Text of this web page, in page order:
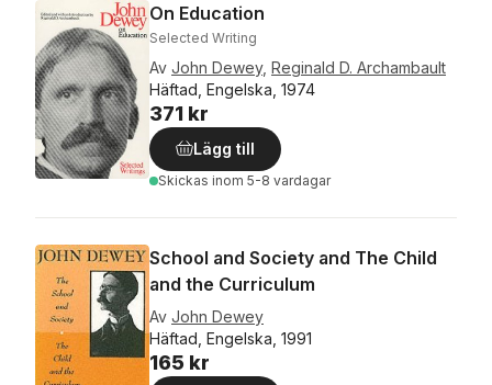
On Education
Selected Writing
Av John Dewey, Reginald D. Archambault
Häftad, Engelska, 1974
371 kr
Lägg till
Skickas inom 5-8 vardagar
School and Society and The Child
and the Curriculum
Av John Dewey
Häftad, Engelska, 1991
165 kr